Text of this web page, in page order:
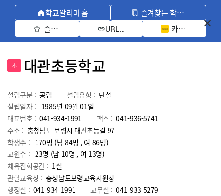
학교알리미 홈
즐겨찾는 학교 모아보기
즐겨찾기 선택
URL 복사 카카오톡 공유
초 대관초등학교
설립구분 : 공립 설립유형 : 단설
설립일자 :
1985년 09월 01일
대표번호 : 041-934-1991 팩스 : 041-936-5741
주소 : 충청남도 보령시 대관초등길 97
학생수 : 170명 (남 84명 , 여 86명)
교원수 : 23명 (남 10명 , 여 13명)
체육집회공간 : 1실
관할교육청 : 충청남도보령교육지원청
행정실 : 041-934-1991 교무실 : 041-933-5279